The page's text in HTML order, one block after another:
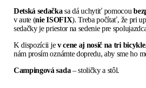
Detská sedačka sa dá uchytiť pomocou
v aute (nie ISOFIX). Treba počítať, že pri
sedačky je priestor na sedenie pre
K dispozícii jev cene aj nosič na tri bicykle
nám prosím oznámte dopredu, aby sme ho
Campingová sada – stoličky a stôl.